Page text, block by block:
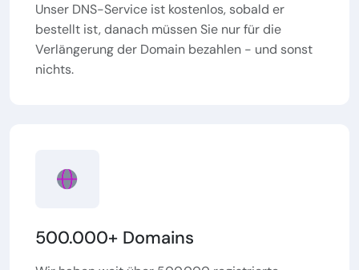
Unser DNS-Service ist kostenlos, sobald er
bestellt ist, danach müssen Sie nur für die
Verlängerung der Domain bezahlen - und sonst
nichts.
500.000+ Domains